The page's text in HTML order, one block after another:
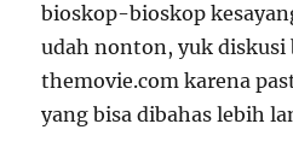
bioskop-bioskop
udah nonton, yuk
themovie.com karena
yang bisa dibahas lebih